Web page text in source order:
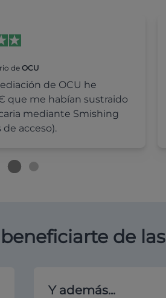
de OCU
de OCU he
que me habían sustraido
mediante Smishing
acceso).
de
Y además...